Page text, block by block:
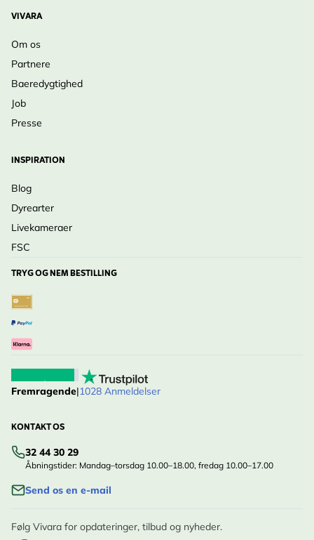
VIVARA
Om os
Partnere
Baeredygtighed
Job
Presse
INSPIRATION
Blog
Dyrearter
Livekameraer
FSC
TRYG OG NEM BESTILLING
Fremragende|1028 Anmeldelser
KONTAKT OS
32 44 30 29
Åbningstider: Mandag–torsdag 10.00–18.00, fredag 10.00–17.00
Send os en e-mail
Følg Vivara for opdateringer, tilbud og nyheder.